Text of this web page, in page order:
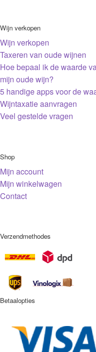
Wijn verkopen
Wijn verkopen
Taxeren van oude wijnen
Hoe bepaal ik de waarde
mijn oude wijn?
5 handige apps voor de
Wijntaxatie aanvragen
Veel gestelde vragen
Shop
Mijn account
Mijn winkelwagen
Contact
Verzendmethodes
Betaalopties